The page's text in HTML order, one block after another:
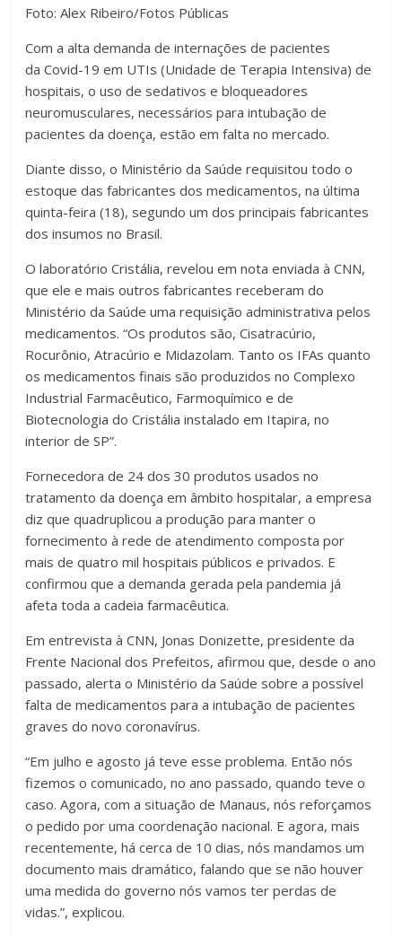
Foto: Alex Ribeiro/Fotos Públicas
Com a alta demanda de internações de pacientes
da Covid-19 em UTIs (Unidade de Terapia Intensiva) de
hospitais, o uso de sedativos e bloqueadores
neuromusculares, necessários para intubação de
pacientes da doença, estão em falta no mercado.
Diante disso, o Ministério da Saúde requisitou todo o
estoque das fabricantes dos medicamentos, na última
quinta-feira (18), segundo um dos principais fabricantes
dos insumos no Brasil.
O laboratório Cristália, revelou em nota enviada à CNN,
que ele e mais outros fabricantes receberam do
Ministério da Saúde uma requisição administrativa pelos
medicamentos. “Os produtos são, Cisatracúrio,
Rocurônio, Atracúrio e Midazolam. Tanto os IFAs quanto
os medicamentos finais são produzidos no Complexo
Industrial Farmacêutico, Farmoquímico e de
Biotecnologia do Cristália instalado em Itapira, no
interior de SP”.
Fornecedora de 24 dos 30 produtos usados no
tratamento da doença em âmbito hospitalar, a empresa
diz que quadruplicou a produção para manter o
fornecimento à rede de atendimento composta por
mais de quatro mil hospitais públicos e privados. E
confirmou que a demanda gerada pela pandemia já
afeta toda a cadeia farmacêutica.
Em entrevista à CNN, Jonas Donizette, presidente da
Frente Nacional dos Prefeitos, afirmou que, desde o ano
passado, alerta o Ministério da Saúde sobre a possível
falta de medicamentos para a intubação de pacientes
graves do novo coronavírus.
“Em julho e agosto já teve esse problema. Então nós
fizemos o comunicado, no ano passado, quando teve o
caso. Agora, com a situação de Manaus, nós reforçamos
o pedido por uma coordenação nacional. E agora, mais
recentemente, há cerca de 10 dias, nós mandamos um
documento mais dramático, falando que se não houver
uma medida do governo nós vamos ter perdas de
vidas.”, explicou.